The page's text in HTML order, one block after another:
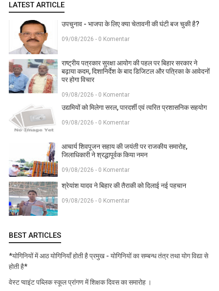
LATEST ARTICLE
उपचुनाव - भाजपा के लिए क्या चेतावनी की घंटी बज चुकी है?
09/08/2026 - 0 Komentar
राष्ट्रीय पत्रकार सुरक्षा आयोग की पहल पर बिहार सरकार ने
बढ़ाया कदम, दिशानिर्देश के बाद डिजिटल और पत्रिका के आवेदनों
पर होगा विचार
09/08/2026 - 0 Komentar
उद्यमियों को मिलेगा सरल, पारदर्शी एवं त्वरित प्रशासनिक सहयोग
09/08/2026 - 0 Komentar
आचार्य शिवपूजन सहाय की जयंती पर राजकीय समारोह,
जिलाधिकारी ने श्रद्धापूर्वक किया नमन
09/08/2026 - 0 Komentar
श्रेयांश यादव ने बिहार की तैराकी को दिलाई नई पहचान
09/08/2026 - 0 Komentar
BEST ARTICLES
*योगिनियों में आठ योगिनियाँ होती है प्रमुख - योगिनियों का सम्बन्ध तंत्र तथा योग विद्या से
होती है*
वेस्ट प्वाइंट पब्लिक स्कूल प्रांगण में शिक्षक दिवस का समारोह ।